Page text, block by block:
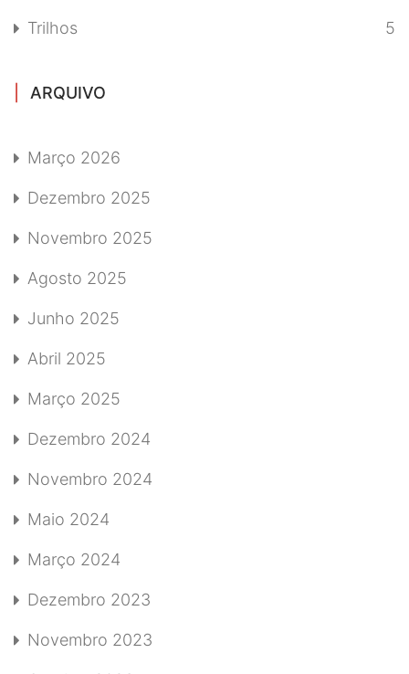
Trilhos 5
ARQUIVO
Março 2026
Dezembro 2025
Novembro 2025
Agosto 2025
Junho 2025
Abril 2025
Março 2025
Dezembro 2024
Novembro 2024
Maio 2024
Março 2024
Dezembro 2023
Novembro 2023